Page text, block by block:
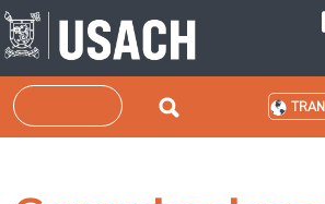
Skip to main content
Search